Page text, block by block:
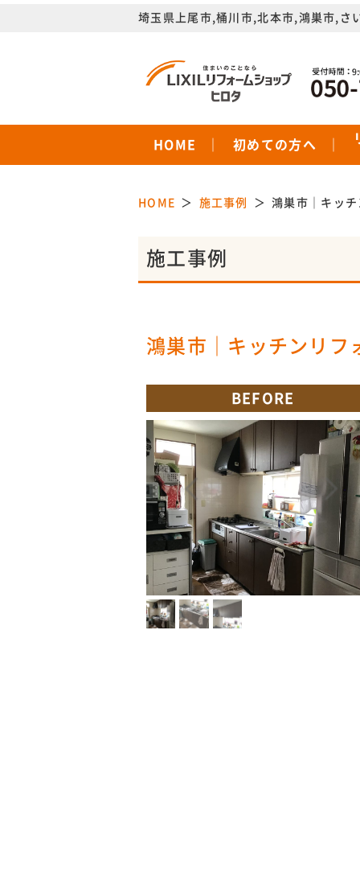
埼玉県上尾市,桶川市,北本市,鴻巣市,さ
HOME 初めての方へ
HOME 施工事例 鴻巣市｜キッ
施工事例
鴻巣市｜キッチンリフ
BEFORE